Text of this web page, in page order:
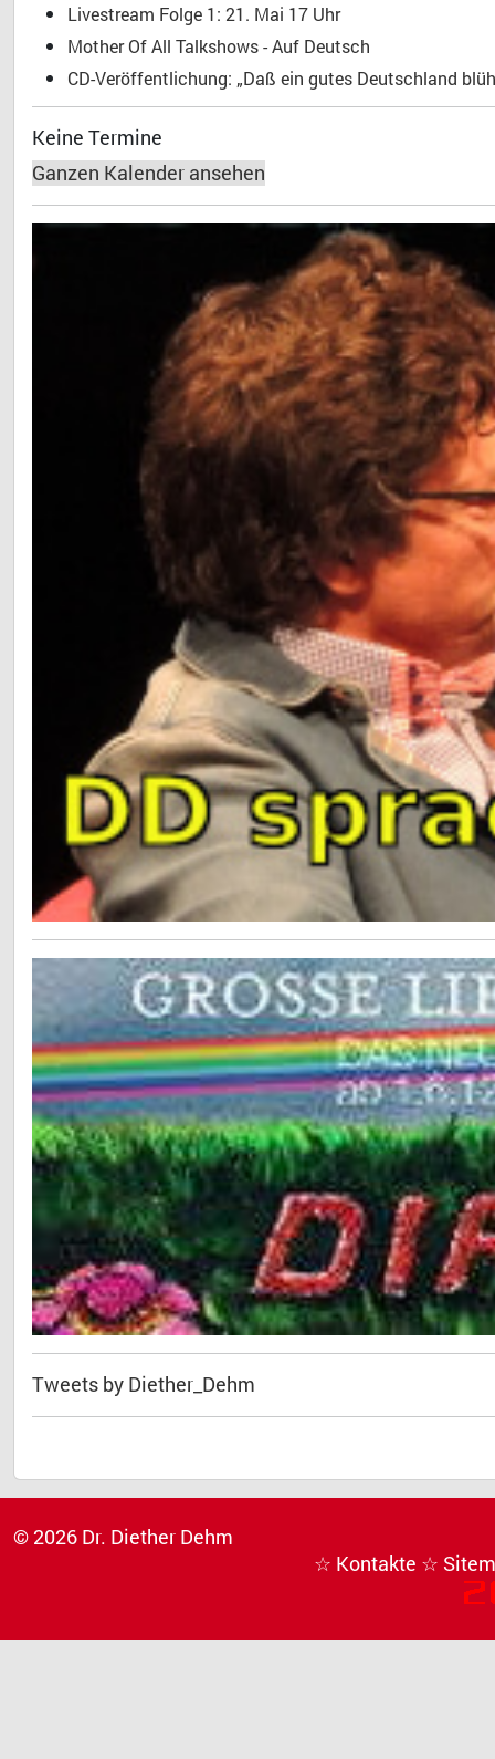
Livestream Folge 1: 21. Mai 17 Uhr
Mother Of All Talkshows - Auf Deutsch
CD-Veröffentlichung: „Daß ein gutes Deutschland
Keine Termine
Ganzen Kalender ansehen
Tweets by Diether_Dehm
© 2026 Dr. Diether Dehm
☆ Kontakte ☆